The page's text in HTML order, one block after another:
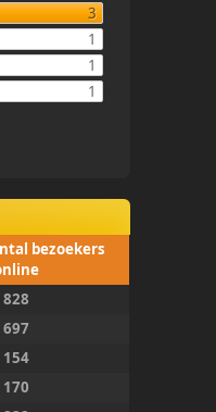
3
1
1
1
bezoekers
828
697
154
170